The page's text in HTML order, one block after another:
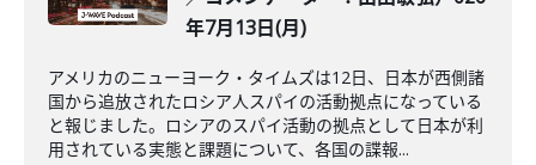
年7月13日(月)
アメリカのニューヨーク・タイムズは12日、日本が西側諸
国から追放されたロシア人スパイの活動拠点になっている
と報じました。ロシアのスパイ活動の拠点として日本が利
用されている実態と課題について、各国の諜報...